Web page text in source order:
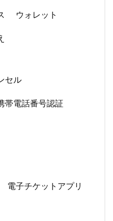
ウォレット
セル
帯電話番号認証
電子チケットアプリ